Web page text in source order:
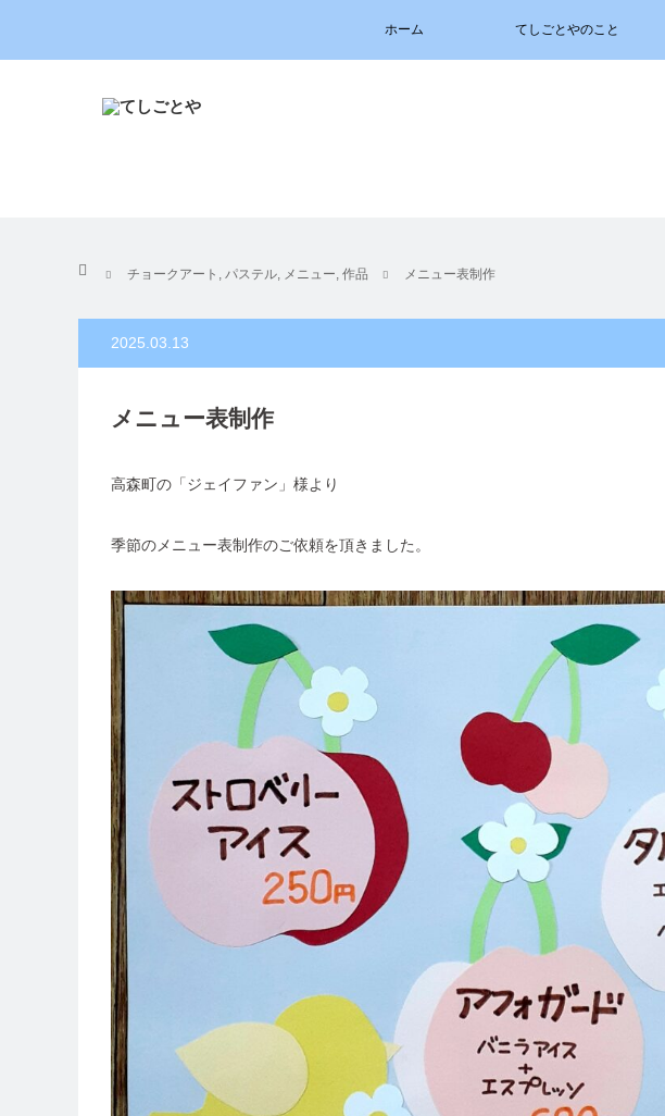
ホーム てしごとやのこと
ホーム チョークアート , パステル, メニュー, 作品 メニュー表制作
2025.03.13
メニュー表制作
高森町の「ジェイファン」様より
季節のメニュー表制作のご依頼を頂きました。